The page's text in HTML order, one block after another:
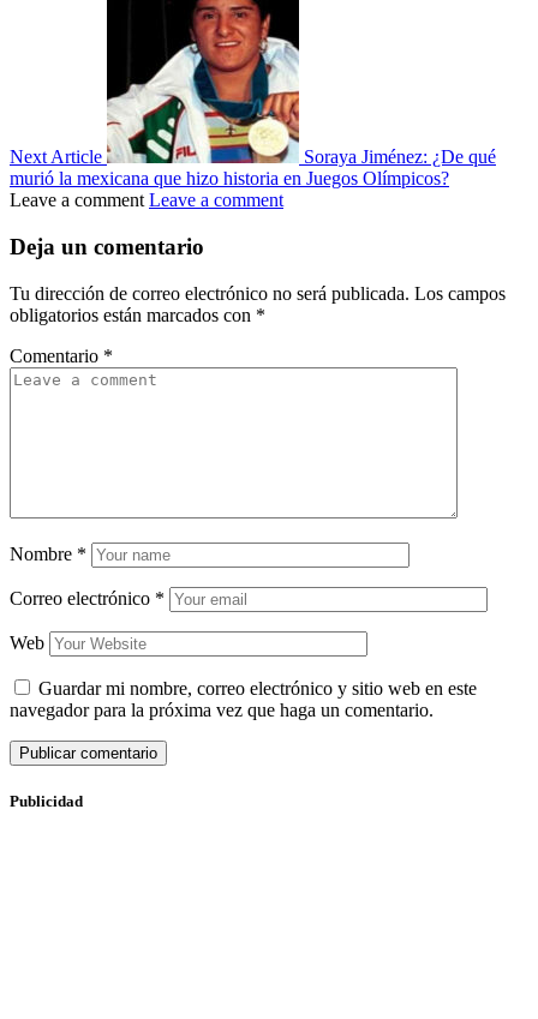
Next Article
Soraya Jiménez: ¿De qué
murió la mexicana que hizo historia en Juegos Olímpicos?
Leave a comment Leave a comment
Deja un comentario
Tu dirección de correo electrónico no será publicada. Los campos
obligatorios están marcados con *
Comentario *
Nombre *
Correo electrónico *
Web
Guardar mi nombre, correo electrónico y sitio web en este
navegador para la próxima vez que haga un comentario.
Publicidad